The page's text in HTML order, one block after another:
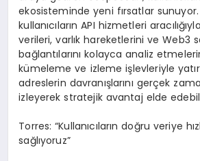
ekosisteminde yeni fırsatlar
kullanıcıların API hizmetleri
verileri, varlık hareketlerini ve Web3
bağlantılarını kolayca analiz
kümeleme ve izleme işlevleriyle
adreslerin davranışlarını gerçek
izleyerek stratejik avantaj elde
Torres: “Kullanıcıların doğru veriye
sağlıyoruz”